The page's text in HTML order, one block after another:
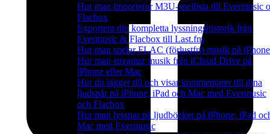
Hur man importerar M3U-spellista till Evermusic
Flacbox
Exportera din kompletta lyssningshistorik från
Evermusic & Flacbox till Last.fm
Hur man spelar FLAC (förlustfri) musik på iPhone
Hur man streamar musik från iCloud Drive på
iPhone eller Mac
Hur du lägger till och visar kommentarer till dina
ljudspår på iPhone, iPad och Mac med Evermusic
och Flacbox
Hur man lyssnar på ljudböcker på iPhone, iPad
Mac med Evermusic